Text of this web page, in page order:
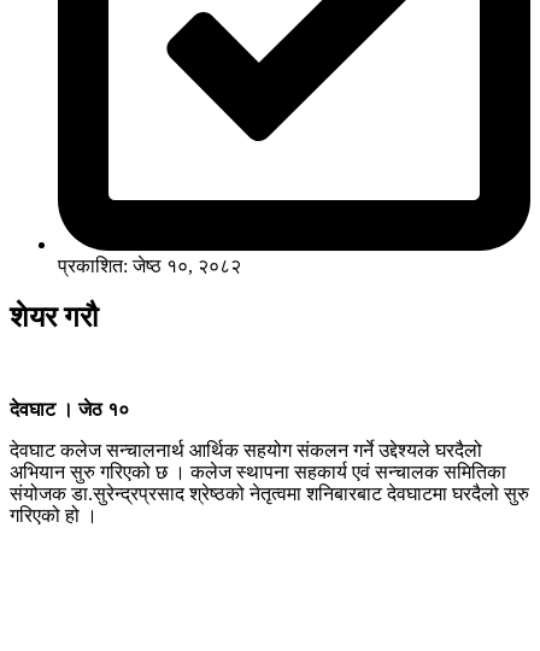
प्रकाशित: जेष्ठ १०, २०८२
शेयर गरौ
देवघाट । जेठ १०
देवघाट कलेज सन्चालनार्थ आर्थिक सहयोग संकलन गर्ने उद्देश्यले घरदैलो
अभियान सुरु गरिएको छ । कलेज स्थापना सहकार्य एवं सन्चालक समितिका
संयोजक डा.सुरेन्द्रप्रसाद श्रेष्ठको नेतृत्वमा शनिबारबाट देवघाटमा घरदैलो सुरु
गरिएको हो ।